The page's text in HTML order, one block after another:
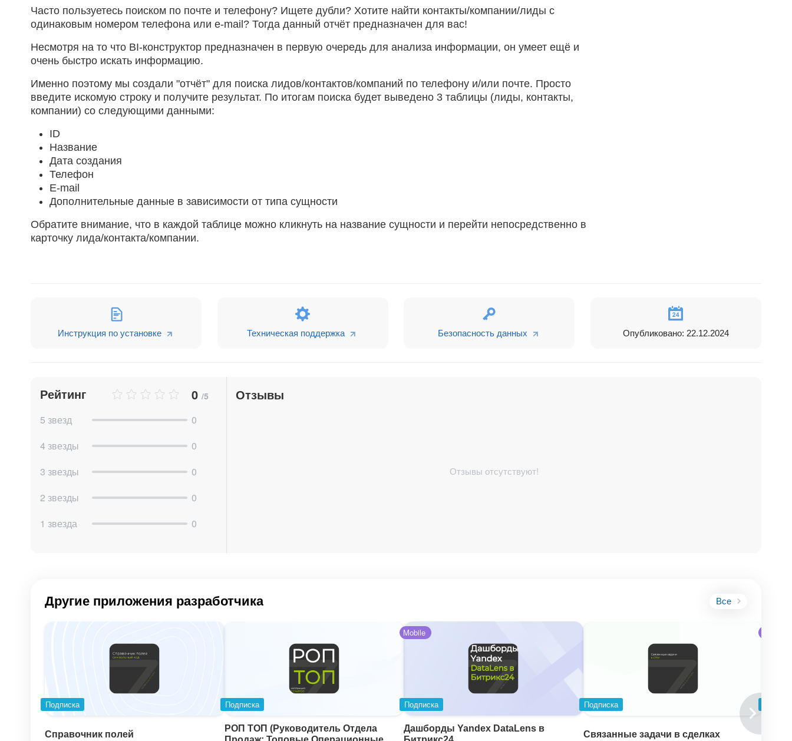
Часто пользуетесь поиском по почте и телефону? Ищете дубли? Хотите найти контакты/компании/лиды с
одинаковым номером телефона или e-mail? Тогда данный отчёт предназначен для вас!
Несмотря на то что BI-конструктор предназначен в первую очередь для анализа информации, он умеет ещё и
очень быстро искать информацию.
Именно поэтому мы создали "отчёт" для поиска лидов/контактов/компаний по телефону и/или почте. Просто
введите искомую строку и получите результат. По итогам поиска будет выведено 3 таблицы (лиды, контакты,
компании) со следующими данными:
ID
Название
Дата создания
Телефон
E-mail
Дополнительные данные в зависимости от типа сущности
Обратите внимание, что в каждой таблице можно кликнуть на название сущности и перейти непосредственно в
карточку лида/контакта/компании.
Инструкция по установке Техническая поддержка Безопасность данных Опубликовано: 22.12.2024
Рейтинг 0 /5
5 звезд
0
4 звезды
0
3 звезды
0
2 звезды
0
1 звезда
0
Отзывы
Отзывы отсутствуют!
Другие приложения разработчика Все
Подписка
Справочник полей
Подписка
РОП ТОП (Руководитель Отдела
Mobile
Подписка
Дашборды Yandex DataLens в
Подписка
Связанные задачи в сделках